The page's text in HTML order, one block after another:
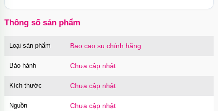
Thông số sản phẩm
Loại sản phẩm Bao cao su chính hãng
Bảo hành Chưa cập nhật
Kích thước Chưa cập nhật
Nguồn Chưa cập nhật